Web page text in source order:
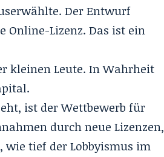
Der Entwurf
Online-Lizenz. Das ist ein
kleinen Leute. In Wahrheit
ist der Wettbewerb für
durch neue Lizenzen,
wie tief der Lobbyismus im